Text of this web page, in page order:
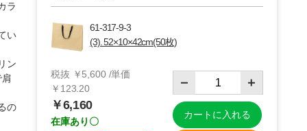
ラ
い
ン
の
61-317-9-3
(3). 52×10×42cm(50枚)
税抜 ￥5,600 /単価
￥123.20
￥6,160
在庫あり〇
カートに入れる